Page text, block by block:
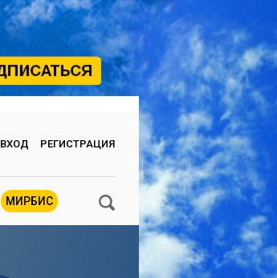
ВХОД РЕГИСТРАЦИЯ
МИРБИС